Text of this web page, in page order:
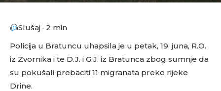
Slušaj · 2 min
Policija u Bratuncu uhapsila je u petak, 19. juna, R.O.
iz Zvornika i te D.J. i G.J. iz Bratunca zbog sumnje da
su pokušali prebaciti 11 migranata preko rijeke
Drine.